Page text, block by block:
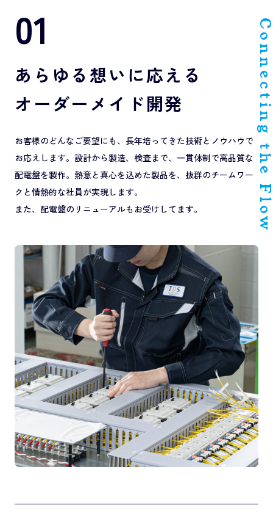
01
あらゆる想いに応える
オーダーメイド開発
お客様のどんなご要望にも、長年培ってきた技術とノウハウで
お応えします。設計から製造、検査まで、一貫体制で高品質な
配電盤を製作。熱意と真心を込めた製品を、抜群のチームワー
クと情熱的な社員が実現します。
また、配電盤のリニューアルもお受けしてます。